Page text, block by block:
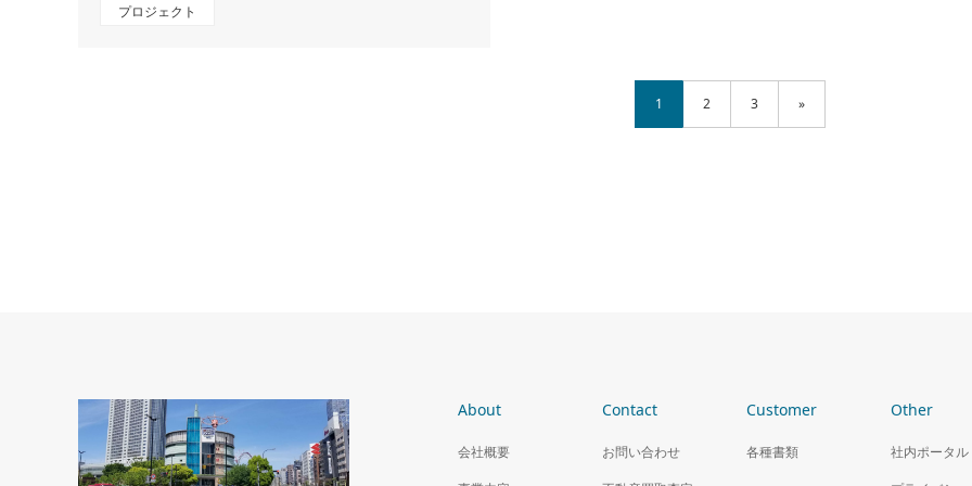
プロジェクト
1 2 3 »
About
会社概要
Contact
お問い合わせ
Customer
各種書類
Other
社内ポータル